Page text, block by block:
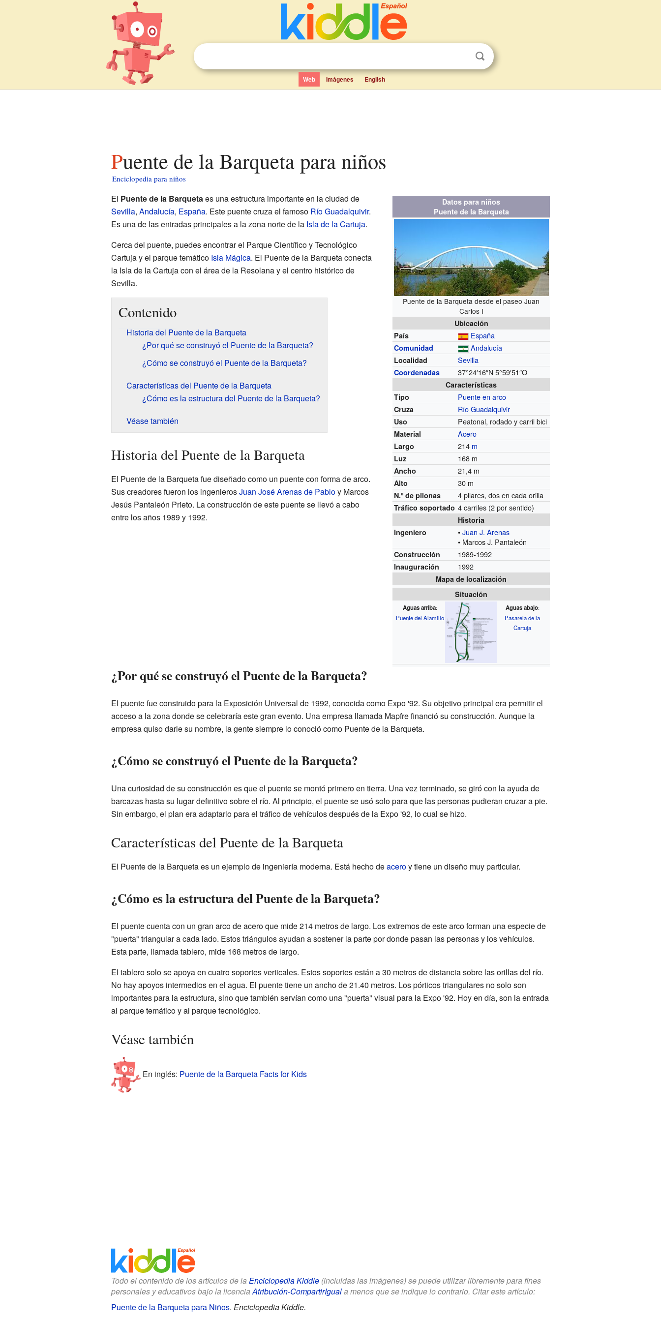
Web Imágenes English
Puente de la Barqueta para niños
Enciclopedia para niños
Datos para niños
Puente de la Barqueta
Puente de la Barqueta desde el paseo Juan
Carlos I
Ubicación
País
España
Comunidad Andalucía
Localidad Sevilla
Coordenadas 37°24′16″N 5°59′51″O
Características
Tipo
Puente en arco
Cruza Río Guadalquivir
Uso Peatonal, rodado y carril bici
Material Acero
Largo 214 m
Luz 168 m
Ancho 21,4 m
Alto 30 m
N.º de pilonas 4 pilares, dos en cada orilla
Tráfico soportado 4 carriles (2 por sentido)
Historia
Ingeniero
•Juan J. Arenas
• Marcos J. Pantaleón
Construcción 1989-1992
Inauguración 1992
Mapa de localización
Situación
Aguas arriba:
Puente del Alamillo
Aguas abajo:
Pasarela de la
Cartuja
El Puente de la Barquetaes una estructura importante en la ciudad de
Sevilla, Andalucía, España. Este puente cruza el famoso Río Guadalquivir.
Es una de las entradas principales a la zona norte de la Isla de la Cartuja.
Cerca del puente, puedes encontrar el Parque Científico y Tecnológico
Cartuja y el parque temático Isla Mágica. El Puente de la Barqueta conecta
la Isla de la Cartuja con el área de la Resolana y el centro histórico de
Sevilla.
Contenido
Historia del Puente de la Barqueta
¿Por qué se construyó el Puente de la Barqueta?
¿Cómo se construyó el Puente de la Barqueta?
Características del Puente de la Barqueta
¿Cómo es la estructura del Puente de la Barqueta?
Véase también
Historia del Puente de la Barqueta
El Puente de la Barqueta fue diseñado como un puente con forma de arco.
Sus creadores fueron los ingenierosJuan José Arenas de Pabloy Marcos
Jesús Pantaleón Prieto. La construcción de este puente se llevó a cabo
entre los años 1989 y 1992.
¿Por qué se construyó el Puente de la Barqueta?
El puente fue construido para la Exposición Universal de 1992, conocida como Expo '92. Su objetivo principal era permitir el
acceso a la zona donde se celebraría este gran evento. Una empresa llamada Mapfre financió su construcción. Aunque la
empresa quiso darle su nombre, la gente siempre lo conoció como Puente de la Barqueta.
¿Cómo se construyó el Puente de la Barqueta?
Una curiosidad de su construcción es que el puente se montó primero en tierra. Una vez terminado, se giró con la ayuda de
barcazas hasta su lugar definitivo sobre el río. Al principio, el puente se usó solo para que las personas pudieran cruzar a pie.
Sin embargo, el plan era adaptarlo para el tráfico de vehículos después de la Expo '92, lo cual se hizo.
Características del Puente de la Barqueta
El Puente de la Barqueta es un ejemplo de ingeniería moderna. Está hecho deaceroy tiene un diseño muy particular.
¿Cómo es la estructura del Puente de la Barqueta?
El puente cuenta con un gran arco de acero que mide 214 metros de largo. Los extremos de este arco forman una especie de
"puerta" triangular a cada lado. Estos triángulos ayudan a sostener la parte por donde pasan las personas y los vehículos.
Esta parte, llamada tablero, mide 168 metros de largo.
El tablero solo se apoya en cuatro soportes verticales. Estos soportes están a 30 metros de distancia sobre las orillas del río.
No hay apoyos intermedios en el agua. El puente tiene un ancho de 21.40 metros. Los pórticos triangulares no solo son
importantes para la estructura, sino que también servían como una "puerta" visual para la Expo '92. Hoy en día, son la entrada
al parque temático y al parque tecnológico.
Véase también
En inglés: Puente de la Barqueta Facts for Kids
Todo el contenido de los artículos de la Enciclopedia Kiddle(incluidas las imágenes) se puede utilizar libremente para fines
personales y educativos bajo la licenciaAtribución-CompartirIguala menos que se indique lo contrario. Citar este artículo:
Puente de la Barqueta para Niños. Enciclopedia Kiddle.